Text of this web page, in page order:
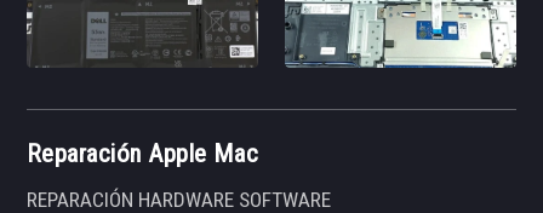
Reparación Apple Mac
REPARACIÓN HARDWARE SOFTWARE